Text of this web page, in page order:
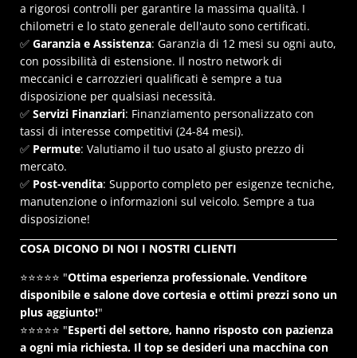
a rigorosi controlli per garantire la massima qualità. I
chilometri e lo stato generale dell'auto sono certificati.
✅ Garanzia e Assistenza: Garanzia di 12 mesi su ogni auto,
con possibilità di estensione. Il nostro network di
meccanici e carrozzieri qualificati è sempre a tua
disposizione per qualsiasi necessità.
✅ Servizi Finanziari: Finanziamento personalizzato con
tassi di interesse competitivi (24-84 mesi).
✅ Permute: Valutiamo il tuo usato al giusto prezzo di
mercato.
✅ Post-vendita: Supporto completo per esigenze tecniche,
manutenzione o informazioni sul veicolo. Sempre a tua
disposizione!
COSA DICONO DI NOI I NOSTRI CLIENTI
⭐⭐⭐⭐⭐ "Ottima esperienza professionale. Venditore
disponibile e salone dove cortesia e ottimi prezzi sono un
plus aggiunto!"
⭐⭐⭐⭐⭐ "Esperti del settore, hanno risposto con pazienza
a ogni mia richiesta. Il top se desideri una macchina con